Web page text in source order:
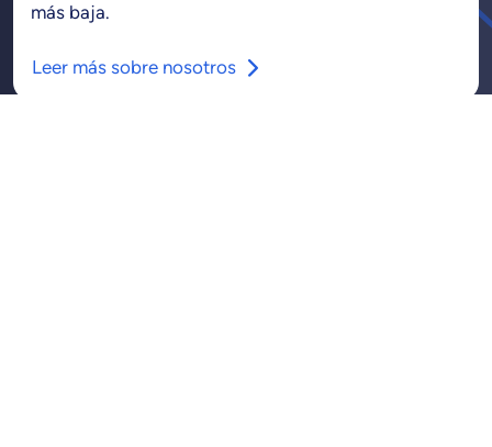
más baja.
Leer más sobre nosotros